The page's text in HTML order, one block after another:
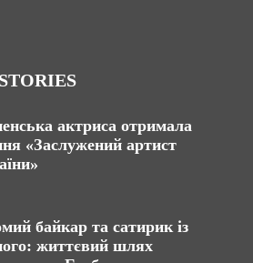
актриса отримала
«Заслужений артист
байкар та сатирик із
життєвий шлях